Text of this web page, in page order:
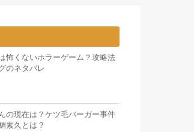
怖くないホラーゲーム？攻略法
のネタバレ
の現在は？ケツ毛バーガー事件
素久とは？